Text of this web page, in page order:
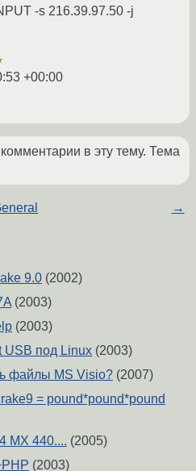
-s 216.39.97.50 -j
+00:00
в эту тему. Тема
→
9.0 (2002)
(2003)
(2003)
под Linux (2003)
файлы MS Visio? (2007)
= pound*pound*pound
MX 440.... (2005)
(2003)